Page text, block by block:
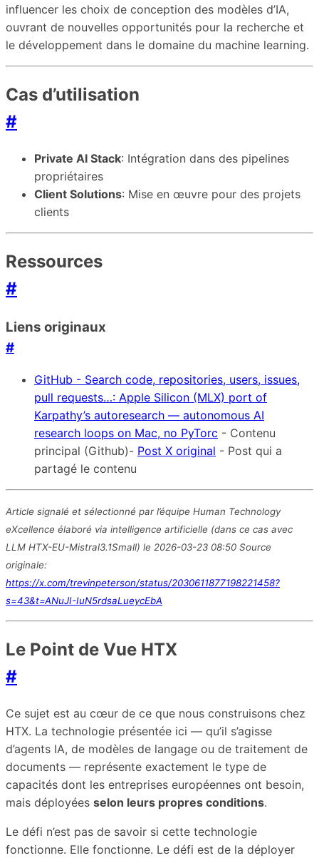
influencer les choix de conception des modèles d’IA,
ouvrant de nouvelles opportunités pour la recherche et
le développement dans le domaine du machine learning.
Cas d’utilisation
#
Private AI Stack: Intégration dans des pipelines
propriétaires
Client Solutions: Mise en œuvre pour des projets
clients
Ressources
#
Liens originaux
#
GitHub - Search code, repositories, users, issues,
pull requests…: Apple Silicon (MLX) port of
Karpathy’s autoresearch — autonomous AI
research loops on Mac, no PyTorc - Contenu
principal (Github)- Post X original - Post qui a
partagé le contenu
Article signalé et sélectionné par l’équipe Human Technology
eXcellence élaboré via intelligence artificielle (dans ce cas avec
LLM HTX-EU-Mistral3.1Small) le 2026-03-23 08:50 Source
originale:
https://x.com/trevinpeterson/status/2030611877198221458?
s=43&t=ANuJI-IuN5rdsaLueycEbA
Le Point de Vue HTX
#
Ce sujet est au cœur de ce que nous construisons chez
HTX. La technologie présentée ici — qu’il s’agisse
d’agents IA, de modèles de langage ou de traitement de
documents — représente exactement le type de
capacités dont les entreprises européennes ont besoin,
mais déployées selon leurs propres conditions.
Le défi n’est pas de savoir si cette technologie
fonctionne. Elle fonctionne. Le défi est de la déployer